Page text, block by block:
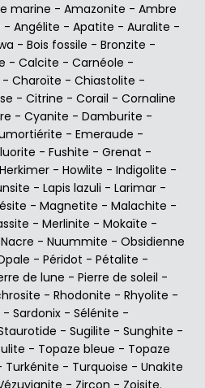
marine - Amazonite - Ambre
- Angélite - Apatite - Auralite -
- Bois fossile - Bronzite -
- Calcite - Carnéole -
- Charoïte - Chiastolite -
- Citrine - Corail - Cornaline
- Cyanite - Damburite -
- Emeraude -
- Fushite - Grenat -
Herkimer - Howlite - Indigolite -
- Lapis lazuli - Larimar -
- Magnetite - Malachite -
- Merlinite - Mokaïte -
Nacre - Nuummite - Obsidienne
- Péridot - Pétalite -
de lune - Pierre de soleil -
- Rhodonite - Rhyolite -
- Sardonix - Sélénite -
- Sugilite - Sunghite -
- Topaze bleue - Topaze
Turkénite - Turquoise - Unakite